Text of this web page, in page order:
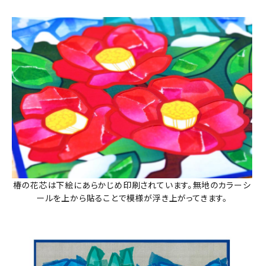
椿の花芯は下絵にあらかじめ印刷されています。無地のカラーシ
ールを上から貼ることで模様が浮き上がってきます。